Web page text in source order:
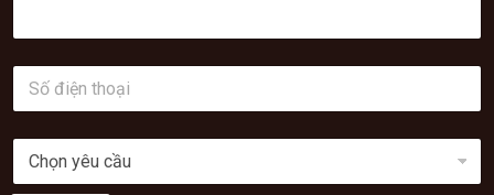
S
đ
i
n
C
ọ